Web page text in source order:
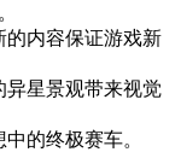
的内容保证游戏新
异星景观带来视觉
的终极赛车。